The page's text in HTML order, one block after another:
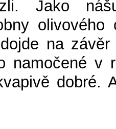
Jako
olivového
na
namočené v
dobré.